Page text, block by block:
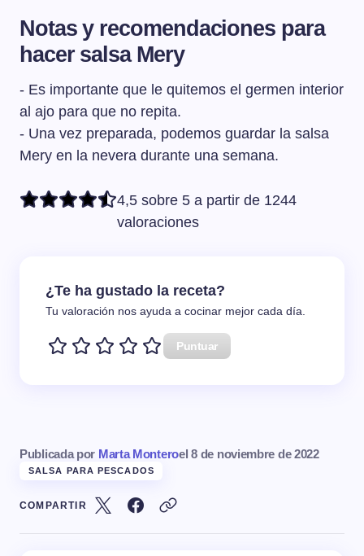
Notas y recomendaciones para
hacer salsa Mery
- Es importante que le quitemos el germen interior
al ajo para que no repita.
- Una vez preparada, podemos guardar la salsa
Mery en la nevera durante una semana.
4,5 sobre 5 a partir de 1244
valoraciones
¿Te ha gustado la receta?
Tu valoración nos ayuda a cocinar mejor cada día.
Puntuar
Publicada por Marta Monteroel 8 de noviembre de 2022
SALSA PARA PESCADOS
COMPARTIR